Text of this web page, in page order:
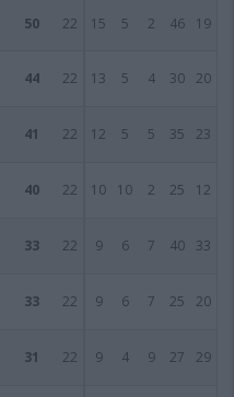
50 22 15 5 2 46 19
44 22 13 5 4 30 20
41 22 12 5 5 35 23
40 22 10 10 2 25 12
33 22 9 6 7 40 33
33 22 9 6 7 25 20
31 22 9 4 9 27 29